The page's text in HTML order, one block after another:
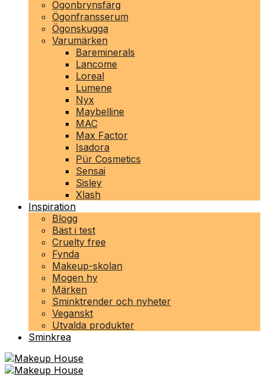
Ögonbrynsfärg
Ögonfransserum
Ögonskugga
Varumärken
Bareminerals
Lancome
Loreal
Lumene
Nyx
Maybelline
MAC
Max Factor
Isadora
Pür Cosmetics
Sensai
Sisley
Xlash
Inspiration
Blogg
Bäst i test
Cruelty free
Fynda
Makeup-skolan
Mogen hy
Märken
Sminktrender och nyheter
Veganskt
Utvalda produkter
Sminkrea